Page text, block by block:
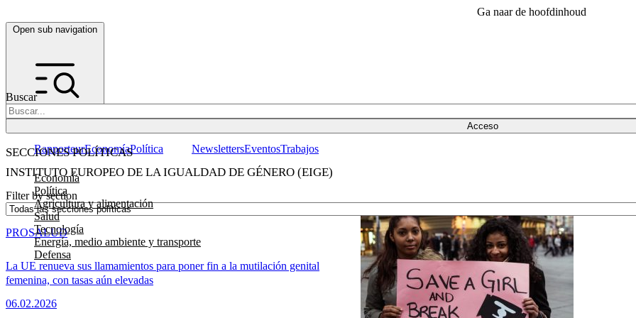
Ga naar de hoofdinhoud
Open sub navigation
Buscar
Acceso
SECCIONES POLÍTICAS
Economía
Política
Agricultura y alimentación
Salud
Tecnología
Energía, medio ambiente y transporte
Defensa
RapporteurEconomíaPolítica NewslettersEventosTrabajos
INSTITUTO EUROPEO DE LA IGUALDAD DE GÉNERO (EIGE)
Filter by section
La UE renueva sus llamamientos para poner fin a la mutilación genital
femenina, con tasas aún elevadas
06.02.2026
PROSALUD